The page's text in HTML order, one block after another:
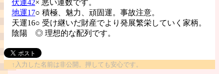
伏運42× 悪い運数です。
地運17○ 積極、魅力、頑固運。事故注意。
天運16○ 受け継いだ財産でより発展繁栄していく家柄。
陰陽 ◎ 理想的な配列です。
↑入力した名前は非公開。押しても安心です。